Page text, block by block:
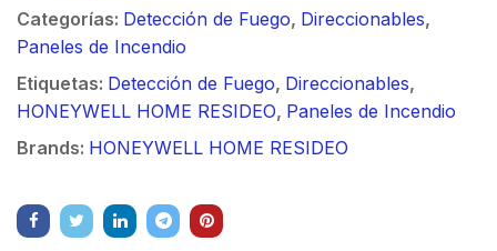
Categorías: Detección de Fuego, Direccionables,
Paneles de Incendio
Etiquetas: Detección de Fuego, Direccionables,
HONEYWELL HOME RESIDEO, Paneles de Incendio
Brands: HONEYWELL HOME RESIDEO